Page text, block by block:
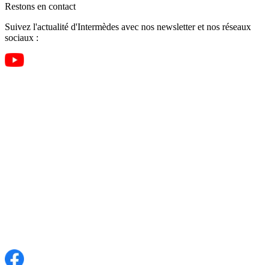
Restons en contact
Suivez l'actualité d'Intermèdes avec nos newsletter et nos réseaux
sociaux :